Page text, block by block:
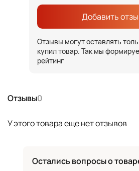
Отзывы0
У этого товара еще нет отзывов
Добавить
Отзывы могут оставлять
купил товар. Так мы
рейтинг
Остались вопросы о